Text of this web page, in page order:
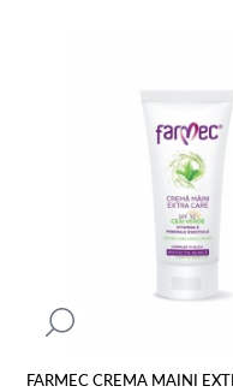
FARMEC CREMA MAINI